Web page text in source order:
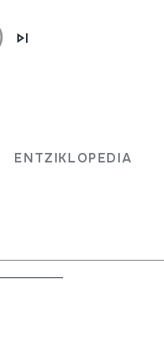
ENTZIKLOPEDIA
+ kena